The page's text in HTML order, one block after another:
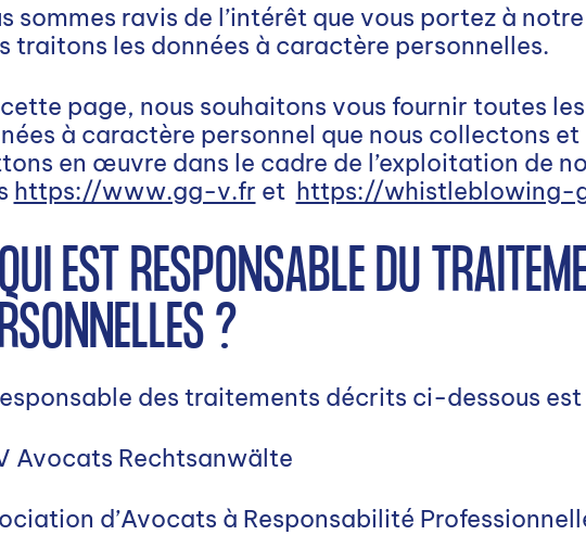
sommes ravis de l’intérêt que vous portez à
traitons les données à caractère personnelles.
page, nous souhaitons vous fournir toutes
à caractère personnel que nous collectons
en œuvre dans le cadre de l’exploitation de
https://www.gg-v.fr et https://whistleblowing-
EST RESPONSABLE DU
?
des traitements décrits ci-dessous est
Avocats Rechtsanwälte
d’Avocats à Responsabilité